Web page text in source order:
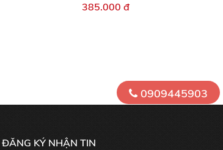
385.000 đ
ĐĂNG KÝ NHẬN TIN
0909445903